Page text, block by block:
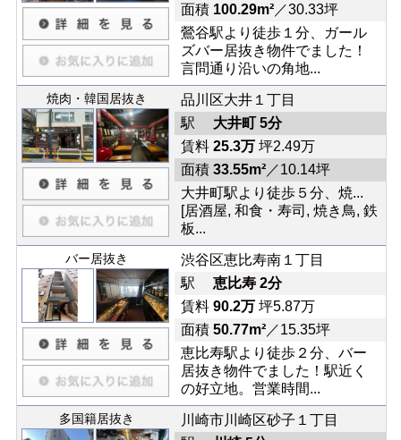
面積 100.29m²／30.33坪
鶯谷駅より徒歩１分、ガール
ズバー居抜き物件でました！
言問通り沿いの角地...
焼肉・韓国居抜き
品川区大井１丁目
駅 大井町 5分
賃料 25.3万坪2.49万
面積 33.55m²／10.14坪
大井町駅より徒歩５分、焼...
[居酒屋, 和食・寿司, 焼き鳥, 鉄
板...
バー居抜き
渋谷区恵比寿南１丁目
駅 恵比寿 2分
賃料 90.2万坪5.87万
面積 50.77m²／15.35坪
恵比寿駅より徒歩２分、バー
居抜き物件でました！駅近く
の好立地。営業時間...
多国籍居抜き
川崎市川崎区砂子１丁目